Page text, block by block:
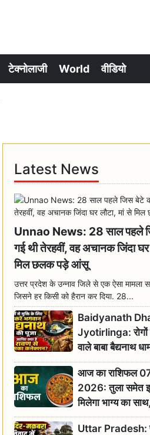
टेक्नोलाजी World वीडियो
Latest News
Unnao News: 28 साल पहले
गई थी तेरहवीं, वह अचानक जिंदा घर
मिल छलक पड़े आंसू
उत्तर प्रदेश के उन्नाव जिले से एक ऐसा मामला
जिसने हर किसी को हैरान कर दिया. 28...
Baidyanath
Jyotirlinga: रोगों
वाले बाबा बैद्यनाथ
रावण से संबंध?
महिमा
आज का राशिफल
2026: तुला समेत
मिलेगा भाग्य का
राशियों का दैनिक
Uttar Pradesh: